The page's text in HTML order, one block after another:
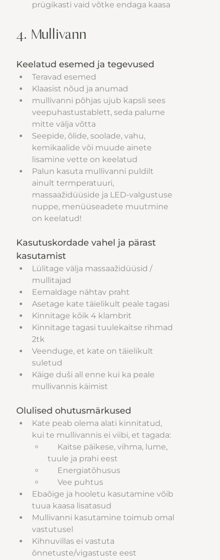
prügikasti vaid võtke endaga kaasa
4. Mullivann
Keelatud esemed ja tegevused
Teravad esemed
Klaasist nõud ja anumad
mullivanni põhjas ujub kapsli sees
veepuhastustablett, seda palume
mitte välja võtta
Seepide, õlide, soolade, vahu,
kemikaalide või muude ainete
lisamine vette on keelatud
Palun kasuta mullivanni puldilt
ainult termperatuuri,
massaažidüüside ja LED-valgustuse
nuppe, menüüseadete muutmine
on keelatud!
Kasutuskordade vahel ja pärast
kasutamist
Lülitage välja massaažidüüsid /
mullitajad
Eemaldage nähtav praht
Asetage kate täielikult peale tagasi
Kinnitage kõik 4 klambrit
Kinnitage tagasi tuulekaitse rihmad
2tk
Veenduge, et kate on täielikult
suletud
Käige duši all enne kui ka peale
mullivannis käimist
Olulised ohutusmärkused
Kate peab olema alati kinnitatud,
kui te mullivannis ei viibi, et tagada:
Kaitse päikese, vihma, lume,
tuule ja prahi eest
Energiatõhusus
Vee puhtus
Ebaõige ja hooletu kasutamine võib
tuua kaasa lisatasud
Mullivanni kasutamine toimub omal
vastutusel
Kihnuvillas ei vastuta
õnnetuste/vigastuste eest